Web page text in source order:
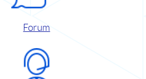
Forum